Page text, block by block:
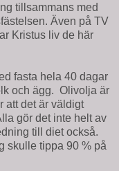
tillsammans med
Även på TV
Kristus liv de här
fasta hela 40 dagar
och ägg. Olivolja är
att det är väldigt
gör det inte helt av
till diet också.
skulle tippa 90 % på